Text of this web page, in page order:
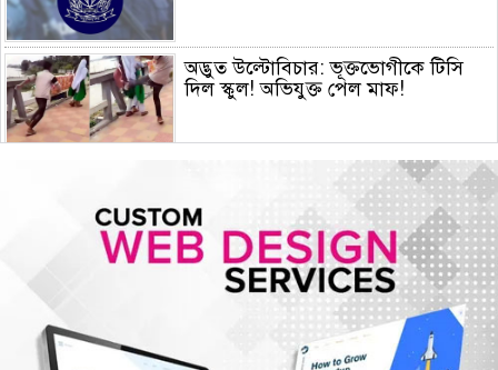
অদ্ভুত উল্টোবিচার: ভূক্তভোগীকে টিসি
দিল স্কুল! অভিযুক্ত পেল মাফ!
জুলাই স্মৃতি জাদুঘর পরিদর্শন করলেন
সৌদি আরব, তুরস্ক ও পাকিস্তানের মক্কা
চুক্তি স্বাক্ষর, কাগুজে চুক্তি সৌদিকে
নিরাপত্তা দেবে না- ইরান